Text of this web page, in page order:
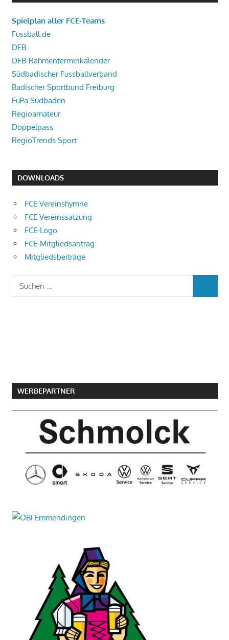
Spielplan aller FCE-Teams
Fussball.de
DFB
DFB-Rahmenterminkalender
Südbadischer Fussballverband
Badischer Sportbund Freiburg
FuPa Südbaden
Regioamateur
Doppelpass
RegioTrends Sport
DOWNLOADS
FCE Vereinshymne
FCE Vereinssatzung
FCE-Logo
FCE-Mitgliedsantrag
Mitgliedsbeiträge
Suchen
nach:
WERBEPARTNER